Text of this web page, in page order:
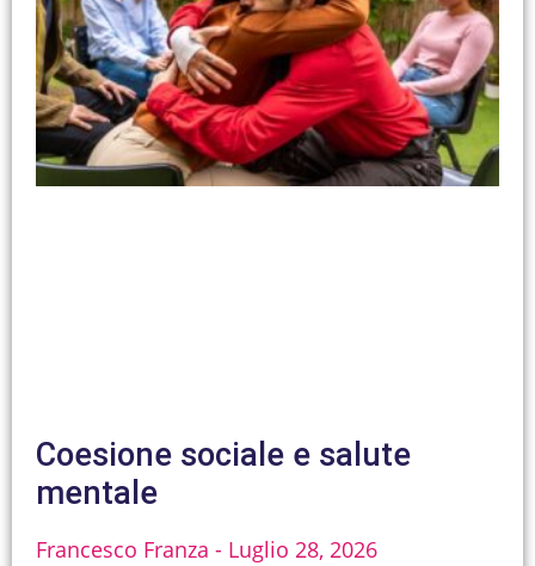
Coesione sociale e salute
mentale
Francesco Franza Luglio 28, 2026